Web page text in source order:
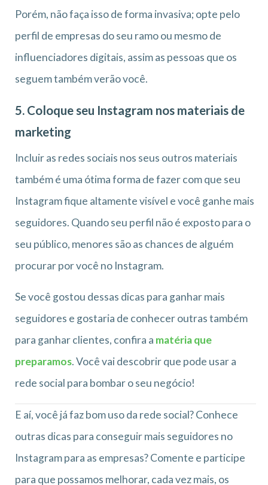
Porém, não faça isso de forma invasiva; opte pelo
perfil de empresas do seu ramo ou mesmo de
influenciadores digitais, assim as pessoas que os
seguem também verão você.
5. Coloque seu Instagram nos materiais de
marketing
Incluir as redes sociais nos seus outros materiais
também é uma ótima forma de fazer com que seu
Instagram fique altamente visível e você ganhe mais
seguidores. Quando seu perfil não é exposto para o
seu público, menores são as chances de alguém
procurar por você no Instagram.
Se você gostou dessas dicas para ganhar mais
seguidores e gostaria de conhecer outras também
para ganhar clientes, confira a matéria que
preparamos. Você vai descobrir que pode usar a
rede social para bombar o seu negócio!
E aí, você já faz bom uso da rede social? Conhece
outras dicas para conseguir mais seguidores no
Instagram para as empresas? Comente e participe
para que possamos melhorar, cada vez mais, os